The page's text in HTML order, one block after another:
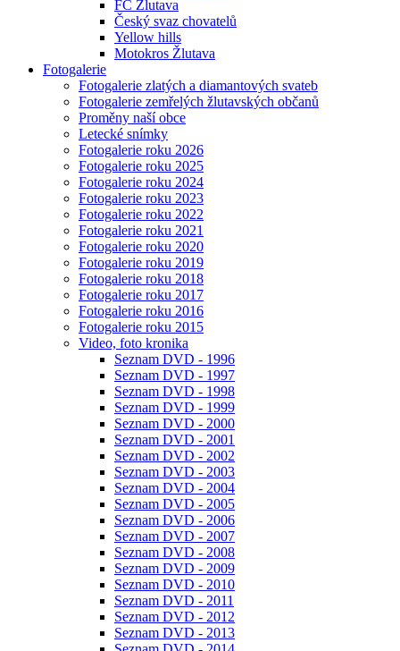
FC Žlutava
Český svaz chovatelů
Yellow hills
Motokros Žlutava
Fotogalerie
Fotogalerie zlatých a diamantových svateb
Fotogalerie zemřelých žlutavských občanů
Proměny naší obce
Letecké snímky
Fotogalerie roku 2026
Fotogalerie roku 2025
Fotogalerie roku 2024
Fotogalerie roku 2023
Fotogalerie roku 2022
Fotogalerie roku 2021
Fotogalerie roku 2020
Fotogalerie roku 2019
Fotogalerie roku 2018
Fotogalerie roku 2017
Fotogalerie roku 2016
Fotogalerie roku 2015
Video, foto kronika
Seznam DVD - 1996
Seznam DVD - 1997
Seznam DVD - 1998
Seznam DVD - 1999
Seznam DVD - 2000
Seznam DVD - 2001
Seznam DVD - 2002
Seznam DVD - 2003
Seznam DVD - 2004
Seznam DVD - 2005
Seznam DVD - 2006
Seznam DVD - 2007
Seznam DVD - 2008
Seznam DVD - 2009
Seznam DVD - 2010
Seznam DVD - 2011
Seznam DVD - 2012
Seznam DVD - 2013